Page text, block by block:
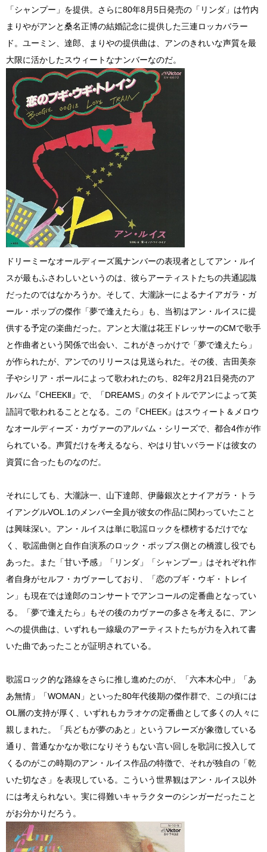
「シャンプー」を提供。さらに80年8月5日発売の「リンダ」は竹内
まりやがアンと桑名正博の結婚記念に提供した三連ロッカバラー
ド。ユーミン、達郎、まりやの提供曲は、アンのきれいな声質を最
大限に活かしたスウィートなナンバーなのだ。
ドリーミーなオールディーズ風ナンバーの表現者としてアン・ルイ
スが最もふさわしいというのは、彼らアーティストたちの共通認識
だったのではなかろうか。そして、大瀧詠一によるナイアガラ・ガ
ール・ポップの傑作「夢で逢えたら」も、当初はアン・ルイスに提
供する予定の楽曲だった。アンと大瀧は花王ドレッサーのCMで歌手
と作曲者という関係で出会い、これがきっかけで「夢で逢えたら」
が作られたが、アンでのリリースは見送られた。その後、吉田美奈
子やシリア・ポールによって歌われたのち、82年2月21日発売のア
ルバム『CHEEKⅡ』で、「DREAMS」のタイトルでアンによって英
語詞で歌われることとなる。この『CHEEK』はスウィート＆メロウ
なオールディーズ・カヴァーのアルバム・シリーズで、都合4作が作
られている。声質だけを考えるなら、やはり甘いバラードは彼女の
資質に合ったものなのだ。
それにしても、大瀧詠一、山下達郎、伊藤銀次とナイアガラ・トラ
イアングルVOL.1のメンバー全員が彼女の作品に関わっていたこと
は興味深い。アン・ルイスは単に歌謡ロックを標榜するだけでな
く、歌謡曲側と自作自演系のロック・ポップス側との橋渡し役でも
あった。また「甘い予感」「リンダ」「シャンプー」はそれぞれ作
者自身がセルフ・カヴァーしており、「恋のブギ・ウギ・トレイ
ン」も現在では達郎のコンサートでアンコールの定番曲となってい
る。「夢で逢えたら」もその後のカヴァーの多さを考えるに、アン
への提供曲は、いずれも一線級のアーティストたちが力を入れて書
いた曲であったことが証明されている。
歌謡ロック的な路線をさらに推し進めたのが、「六本木心中」「あ
あ無情」「WOMAN」といった80年代後期の傑作群で、この頃には
OL層の支持が厚く、いずれもカラオケの定番曲として多くの人々に
親しまれた。「兵どもが夢のあと」というフレーズが象徴している
通り、普通なかなか歌になりそうもない言い回しを歌詞に投入して
くるのがこの時期のアン・ルイス作品の特徴で、それが独自の「乾
いた切なさ」を表現している。こういう世界観はアン・ルイス以外
には考えられない。実に得難いキャラクターのシンガーだったこと
がお分かりだろう。